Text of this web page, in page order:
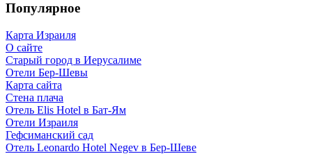
Популярное
Карта Израиля
О сайте
Старый город в Иерусалиме
Отели Бер-Шевы
Карта сайта
Стена плача
Отель Elis Hotel в Бат-Ям
Отели Израиля
Гефсиманский сад
Отель Leonardo Hotel Negev в Бер-Шеве